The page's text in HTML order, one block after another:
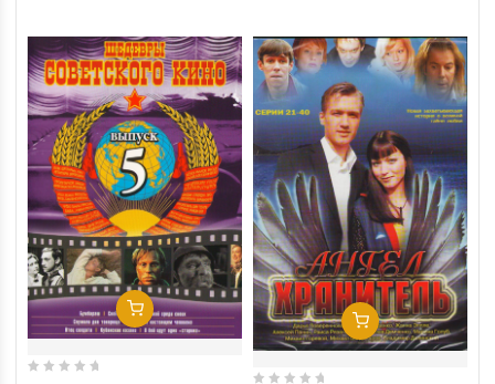
In Den Warenkorb
In Den Warenkorb